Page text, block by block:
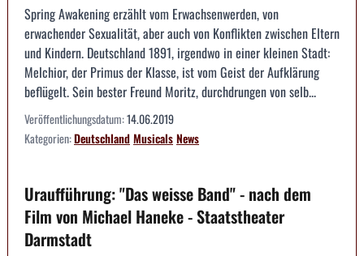
Spring Awakening erzählt vom Erwachsenwerden, von
erwachender Sexualität, aber auch von Konflikten zwischen Eltern
und Kindern. Deutschland 1891, irgendwo in einer kleinen Stadt:
Melchior, der Primus der Klasse, ist vom Geist der Aufklärung
beflügelt. Sein bester Freund Moritz, durchdrungen von selb...
Veröffentlichungsdatum:14.06.2019
Kategorien:DeutschlandMusicalsNews
Uraufführung: "Das weisse Band" - nach dem
Film von Michael Haneke - Staatstheater
Darmstadt